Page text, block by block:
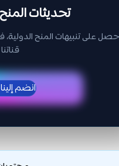
تحديثات
على تنبيهات المنح
انضم